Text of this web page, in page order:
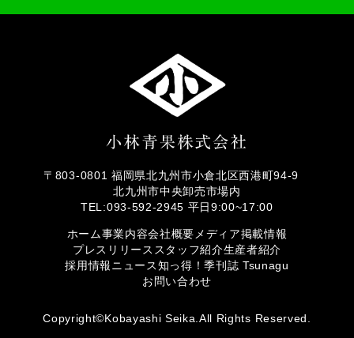
〒803-0801 福岡県北九州市小倉北区西港町94-9
北九州市中央卸売市場内
TEL:093-592-2945 平日9:00~17:00
ホーム事業内容会社概要 メディア掲載情報
プレスリリース スタッフ紹介生産者紹介
採用情報 ニュース 知っ得！季刊誌 Tsunagu
お問い合わせ
Copyright©Kobayashi Seika.All Rights Reserved.